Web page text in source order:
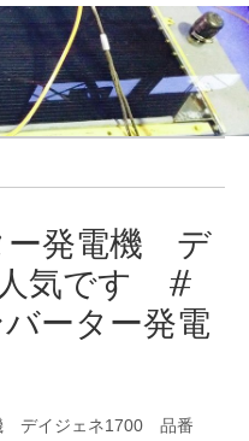
ー発電機 デ
気です #
ーター発電
デイジェネ1700 品番